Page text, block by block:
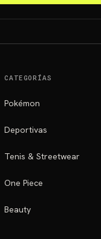
CATEGORÍAS
Pokémon
Deportivas
Tenis & Streetwear
One Piece
Beauty